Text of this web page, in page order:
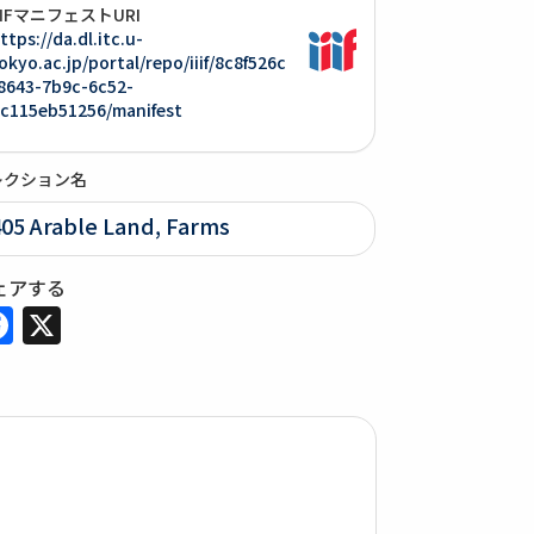
マニフェストURI
da.dl.itc.u-
portal/repo/iiif/8c8f526c
7b9c-6c52-
manifest
ション名
Arable Land, Farms
アする
Facebook
X